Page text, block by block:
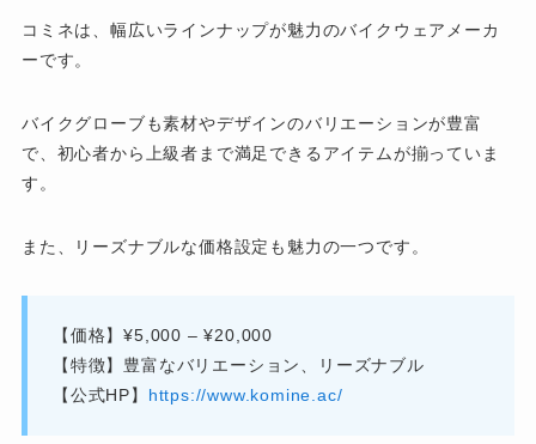
コミネは、幅広いラインナップが魅力のバイクウェアメーカ
ーです。
バイクグローブも素材やデザインのバリエーションが豊富
で、初心者から上級者まで満足できるアイテムが揃っていま
す。
また、リーズナブルな価格設定も魅力の一つです。
【価格】¥5,000 – ¥20,000
【特徴】豊富なバリエーション、リーズナブル
【公式HP】 https://www.komine.ac/